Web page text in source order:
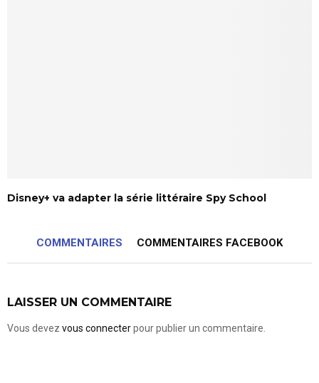
Disney+ va adapter la série littéraire Spy School
COMMENTAIRES COMMENTAIRES FACEBOOK
LAISSER UN COMMENTAIRE
Vous devez vous connecterpour publier un commentaire.